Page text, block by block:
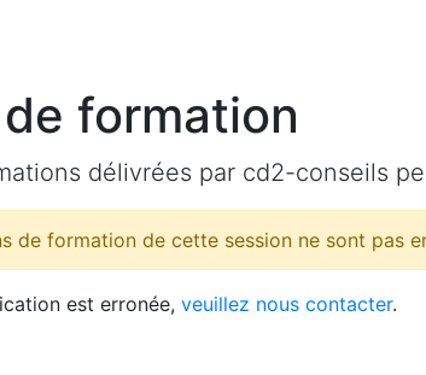
formation
délivrées par cd2-conseils
de formation de cette session ne sont pas
est erronée, veuillez nous contacter.